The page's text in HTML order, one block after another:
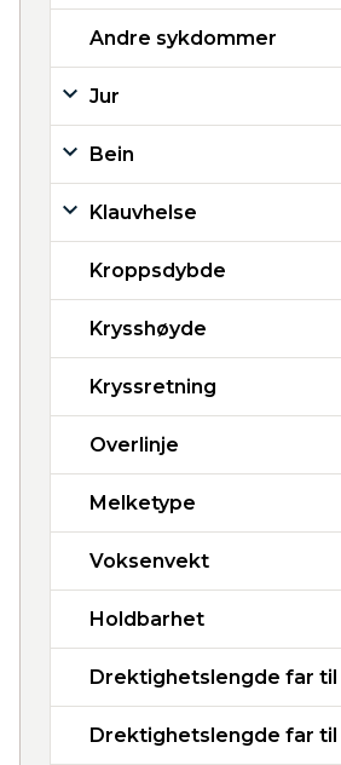
Andre sykdommer
Jur
Bein
Klauvhelse
Kroppsdybde
Krysshøyde
Kryssretning
Overlinje
Melketype
Voksenvekt
Holdbarhet
Drektighetslengde far til
Drektighetslengde far til